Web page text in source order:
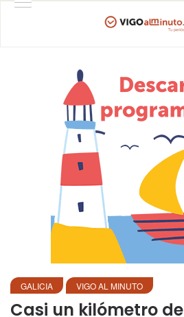
GALICIA VIGO AL MINUTO
Casi un kilómetro de